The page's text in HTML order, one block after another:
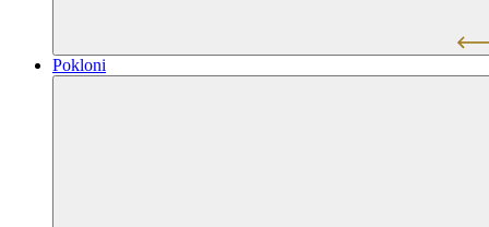
Pokloni